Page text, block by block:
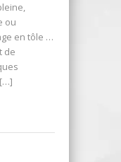
ou
en tôle …
de